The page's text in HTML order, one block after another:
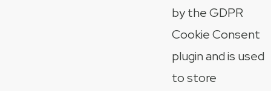
by the GDPR
Cookie Consent
plugin and is used
to store